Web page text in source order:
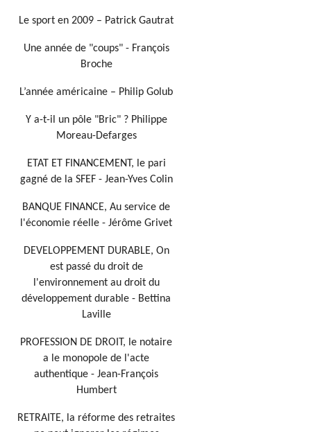
Le sport en 2009 – Patrick Gautrat
Une année de "coups" - François
Broche
L’année américaine – Philip Golub
Y a-t-il un pôle "Bric" ? Philippe
Moreau-Defarges
ETAT ET FINANCEMENT, le pari
gagné de la SFEF - Jean-Yves Colin
BANQUE FINANCE, Au service de
l'économie réelle - Jérôme Grivet
DEVELOPPEMENT DURABLE, On
est passé du droit de
l'environnement au droit du
développement durable - Bettina
Laville
PROFESSION DE DROIT, le notaire
a le monopole de l'acte
authentique - Jean-François
Humbert
RETRAITE, la réforme des retraites